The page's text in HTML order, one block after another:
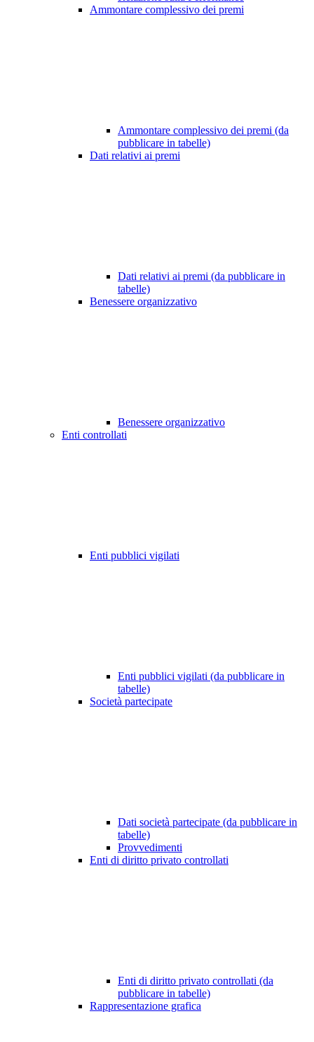
Ammontare complessivo dei premi
Ammontare complessivo dei premi (da
pubblicare in tabelle)
Dati relativi ai premi
Dati relativi ai premi (da pubblicare in
tabelle)
Benessere organizzativo
Benessere organizzativo
Enti controllati
Enti pubblici vigilati
Enti pubblici vigilati (da pubblicare in
tabelle)
Società partecipate
Dati società partecipate (da pubblicare in
tabelle)
Provvedimenti
Enti di diritto privato controllati
Enti di diritto privato controllati (da
pubblicare in tabelle)
Rappresentazione grafica